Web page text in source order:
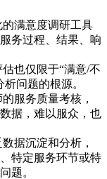
满意度调研工具
务过程、结果、响
也仅限于“满意/不
问题的根源。
服务质量考核，
据，难以服众，也
据沉淀和分析，
特定服务环节或特
题。